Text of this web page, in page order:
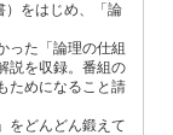
）をはじめ、「論
った「論理の仕組
説を収録。番組の
ためになること請
をどんどん鍛えて